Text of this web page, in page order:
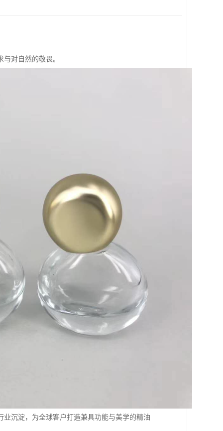
对自然的敬畏。
沉淀，为全球客户打造兼具功能与美学的精油